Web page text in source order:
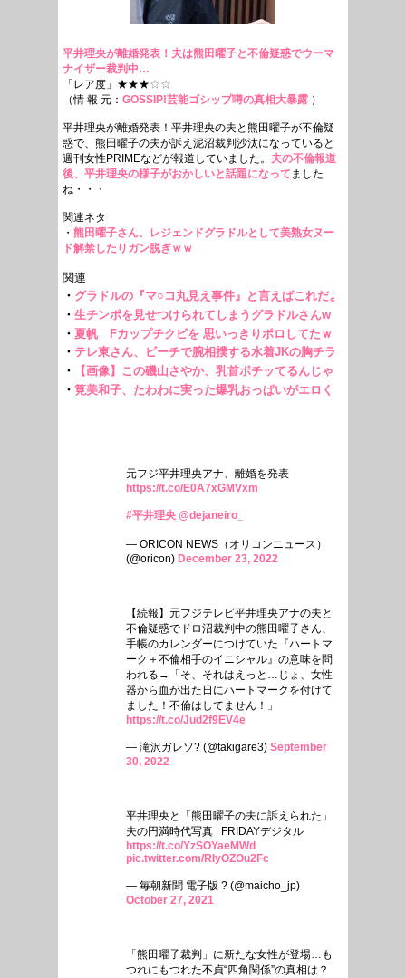
平井理央が離婚発表！夫は熊田曜子と不倫疑惑でウーマ
ナイザー裁判中…
「レア度」★★★☆☆
（情 報 元： GOSSIP!芸能ゴシップ噂の真相大暴露 ）
平井理央が離婚発表！平井理央の夫と熊田曜子が不倫疑
惑で、熊田曜子の夫が訴え泥沼裁判沙汰になっていると
週刊女性PRIMEなどが報道していました。 夫の不倫報道
後、平井理央の様子がおかしいと話題になって ました
ね・・・
関連ネタ
・ 熊田曜子さん、レジェンドグラドルとして美熟女ヌー
ド解禁したりガン脱ぎｗｗ
元フジ平井理央アナ、離婚を発表
https://t.co/E0A7xGMVxm
#平井理央 @dejaneiro_
— ORICON NEWS（オリコンニュース）
(@oricon) December 23, 2022
【続報】元フジテレビ平井理央アナの夫と
不倫疑惑でドロ沼裁判中の熊田曜子さん、
手帳のカレンダーにつけていた『ハートマ
ーク＋不倫相手のイニシャル』の意味を問
われる→「そ、それはえっと…じょ、女性
器から血が出た日にハートマークを付けて
ました！不倫はしてません！」
https://t.co/Jud2f9EV4e
— 滝沢ガレソ? (@takigare3) September
30, 2022
平井理央と「熊田曜子の夫に訴えられた」
夫の円満時代写真 | FRIDAYデジタル
https://t.co/YzSOYaeMWd
pic.twitter.com/RIyOZOu2Fc
— 毎朝新聞 電子版 ? (@maicho_jp)
October 27, 2021
「熊田曜子裁判」に新たな女性が登場…も
つれにもつれた不貞“四角関係”の真相は？